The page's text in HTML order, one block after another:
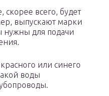
всего, будет
выпускают марки
нужны для подачи
или синего
воды